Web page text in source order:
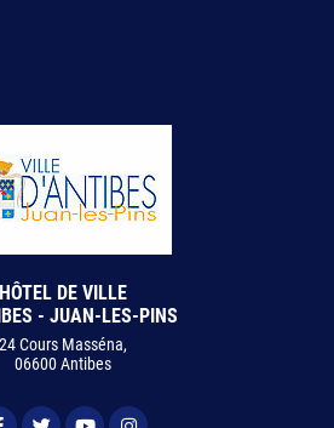
HÔTEL DE VILLE
- JUAN-LES-PINS
24 Cours Masséna,
06600 Antibes